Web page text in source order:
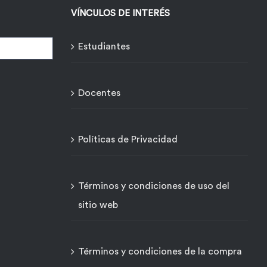
VÍNCULOS DE INTERÉS
Estudiantes
Docentes
Políticas de Privacidad
Términos y condiciones de uso del
sitio web
Términos y condiciones de la compra